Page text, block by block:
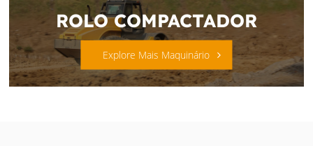
ROLO COMPACTADOR
Explore Mais Maquinário